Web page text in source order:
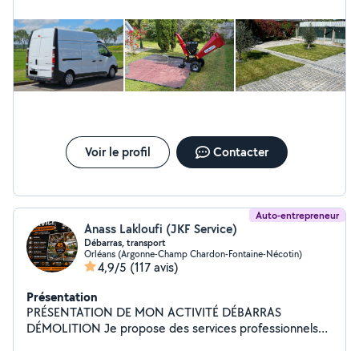
votre disposition.
Voir le profil Contacter
Auto-entrepreneur
Anass Lakloufi (JKF Service)
Débarras, transport
Orléans (Argonne-Champ Chardon-Fontaine-Nécotin)
4,9/5 (117 avis)
Présentation
PRÉSENTATION DE MON ACTIVITÉ DÉBARRAS
DÉMOLITION Je propose des services professionnels